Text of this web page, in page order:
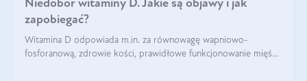
Niedobór witaminy D. Jakie są objawy i jak
zapobiegać?
Witamina D odpowiada m.in. za równowagę wapniowo-
fosforanową, zdrowie kości, prawidłowe funkcjonowanie mięśni